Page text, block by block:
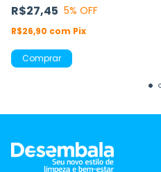
R$27,45 5% OFF
R$26,90 com Pix
Comprar